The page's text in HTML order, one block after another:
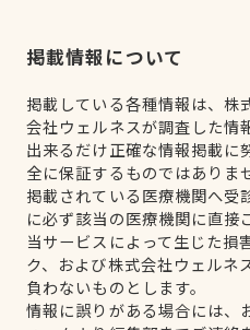
掲載情報について
掲載している各種情報は、株
会社ウェルネスが調査した情
出来るだけ正確な情報掲載に
全に保証するものではありま
掲載されている医療機関へ受
に必ず該当の医療機関に直接
当サービスによって生じた損
ク、および株式会社ウェルネ
負わないものとします。
情報に誤りがある場合には、